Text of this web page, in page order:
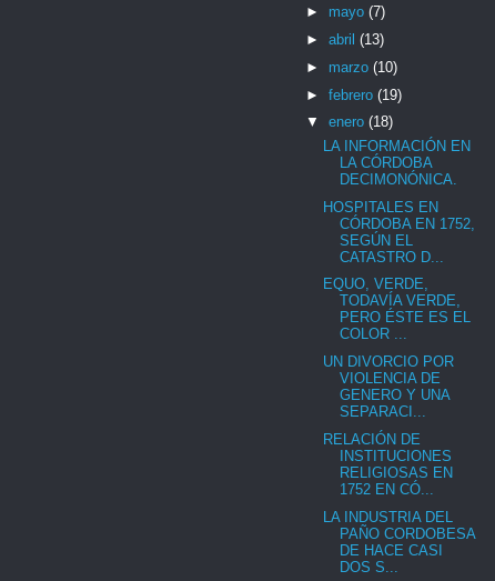
► mayo (7)
► abril (13)
► marzo (10)
► febrero (19)
▼ enero (18)
LA INFORMACIÓN EN
LA CÓRDOBA
DECIMONÓNICA.
HOSPITALES EN
CÓRDOBA EN 1752,
SEGÚN EL
CATASTRO D...
EQUO, VERDE,
TODAVÍA VERDE,
PERO ÉSTE ES EL
COLOR ...
UN DIVORCIO POR
VIOLENCIA DE
GENERO Y UNA
SEPARACI...
RELACIÓN DE
INSTITUCIONES
RELIGIOSAS EN
1752 EN CÓ...
LA INDUSTRIA DEL
PAÑO CORDOBESA
DE HACE CASI
DOS S...